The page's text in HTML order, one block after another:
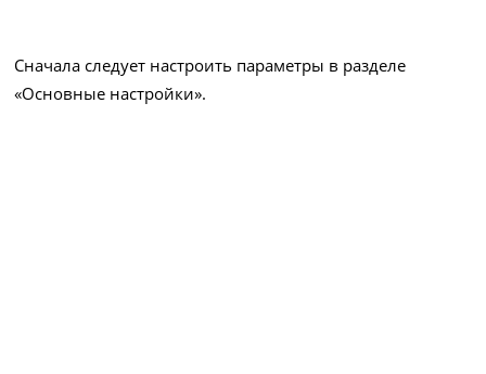
Сначала следует настроить параметры в разделе
«Основные настройки».